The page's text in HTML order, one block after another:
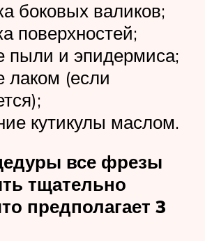
боковых валиков;
поверхностей;
пыли и эпидермиса;
лаком (если
кутикулы маслом.
все фрезы
тщательно
предполагает 3